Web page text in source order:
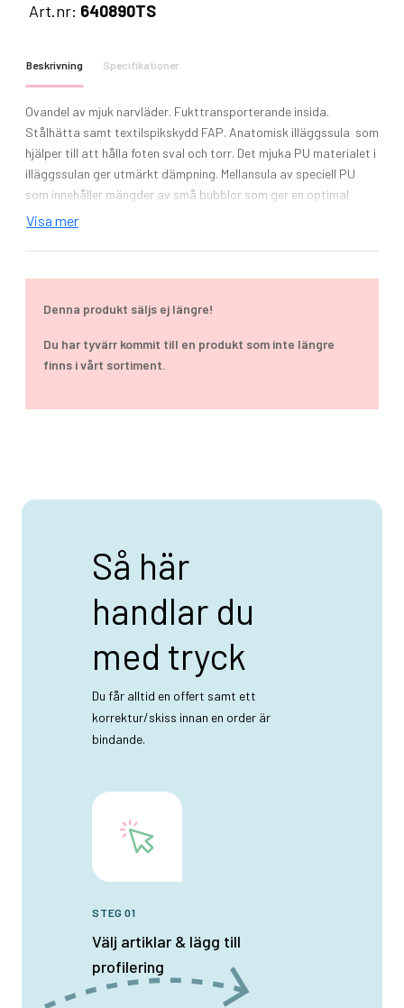
Art.nr: 640890TS
Beskrivning Specifikationer
Ovandel av mjuk narvläder. Fukttransporterande insida.
Stålhätta samt textilspikskydd FAP. Anatomisk illäggssula som
hjälper till att hålla foten sval och torr. Det mjuka PU materialet i
illäggssulan ger utmärkt dämpning. Mellansula av speciell PU
som innehåller mängder av små bubblor som ger en optimal
stötdämpning och mycket låg vikt. Slitsula av halksäker PU med
stabilitet för foten. Den säkerställer och utmärkt grepp både på
torrt och vått underlag.
Storlek: 38-47
Skyddsklass: S1P ESD SRC
Visa mer
Denna produkt säljs ej längre!
Du har tyvärr kommit till en produkt som inte längre
finns i vårt sortiment.
Så här
handlar du
med tryck
Du får alltid en offert samt ett
korrektur/skiss innan en order är
bindande.
STEG 01
Välj artiklar & lägg till
profilering